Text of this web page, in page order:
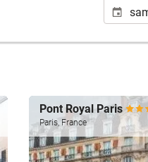
Pont Royal Paris
Paris, France